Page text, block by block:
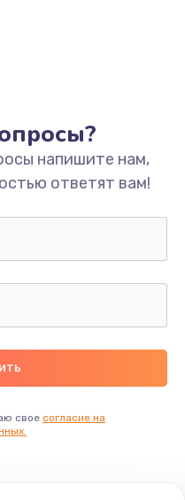
трубки
напишите нам,
ответят вам!
свое согласие на